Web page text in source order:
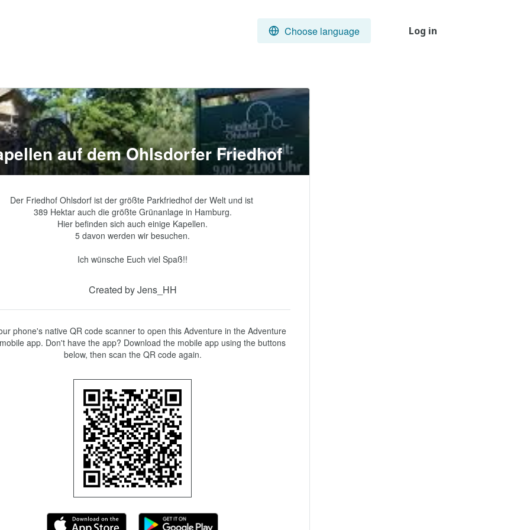
Choose language Log in
auf dem Ohlsdorfer Friedhof
Der Friedhof Ohlsdorf ist der größte Parkfriedhof der Welt und ist
389 Hektar auch die größte Grünanlage in Hamburg.
Hier befinden sich auch einige Kapellen.
5 davon werden wir besuchen.
Created by Jens_HH
phone's native QR code scanner to open this Adventure in the Adventure
app. Don't have the app? Download the mobile app using the buttons
below, then scan the QR code again.